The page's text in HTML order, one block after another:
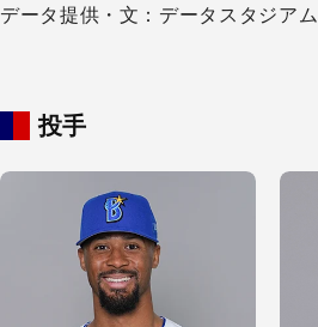
データ提供・文：データスタジアム
投手